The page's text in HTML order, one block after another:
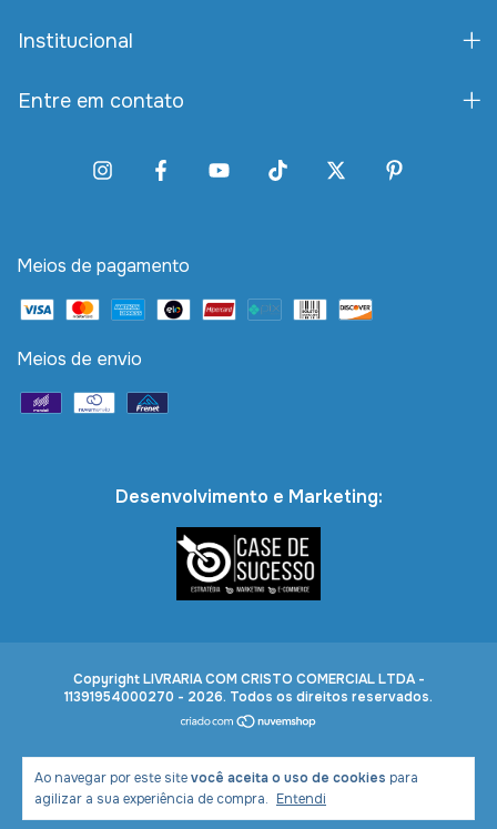
Ao navegar por este sitevocê aceita o uso de cookies para
agilizar a sua experiência de compra. Entendi
Institucional
Entre em contato
Meios de pagamento
Meios de envio
Desenvolvimento e Marketing:
Copyright LIVRARIA COM CRISTO COMERCIAL LTDA -
11391954000270 - 2026. Todos os direitos reservados.